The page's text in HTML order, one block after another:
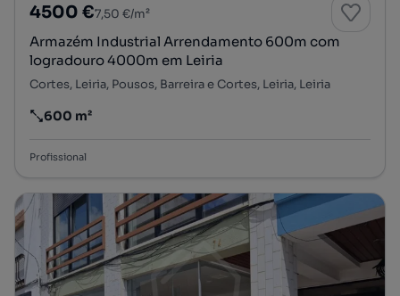
4500 €7,50 €/m²
Armazém Industrial Arrendamento 600m com
logradouro 4000m em Leiria
Cortes, Leiria, Pousos, Barreira e Cortes, Leiria, Leiria
Preço por metro quadrado
600 m²
Profissional